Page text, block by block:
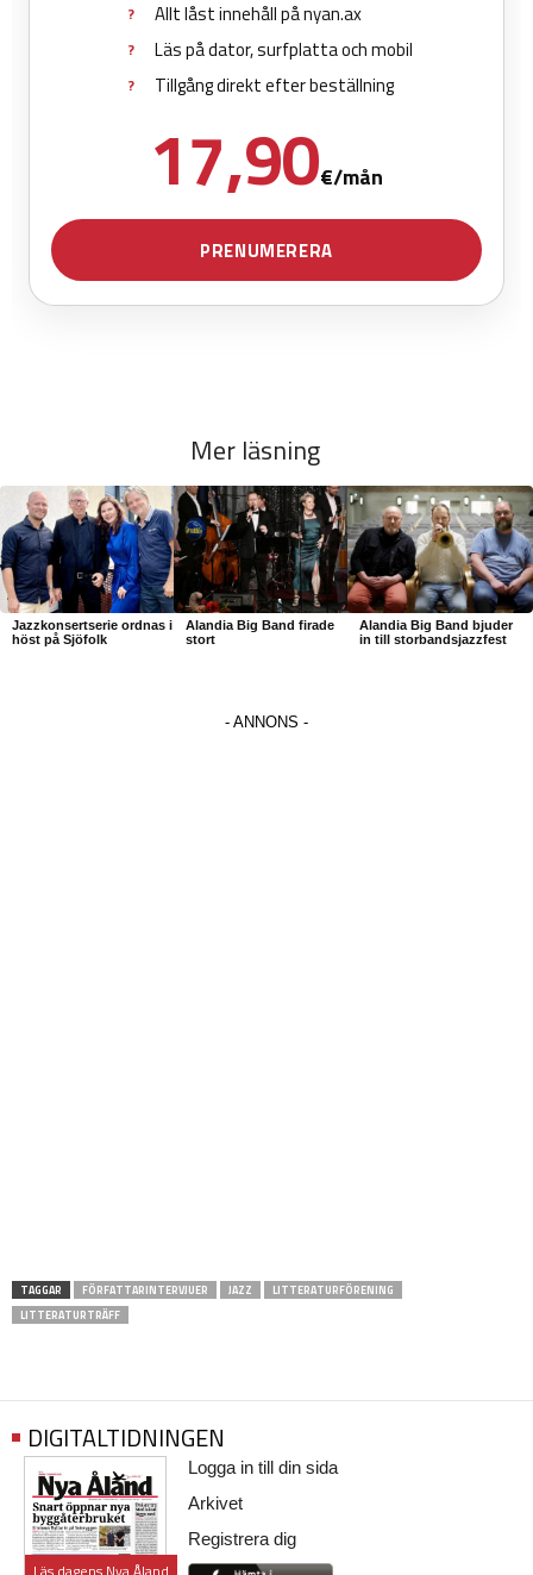
Mer läsning
Jazzkonsertserie ordnas i
höst på Sjöfolk
Alandia Big Band firade
stort
Alandia Big Band bjuder
in till storbandsjazzfest
TAGGAR FÖRFATTARINTERVJUER JAZZ
LITTERATURFÖRENING
LITTERATURTRÄFF
DIGITALTIDNINGEN
Logga in till din sida
Arkivet
Registrera dig